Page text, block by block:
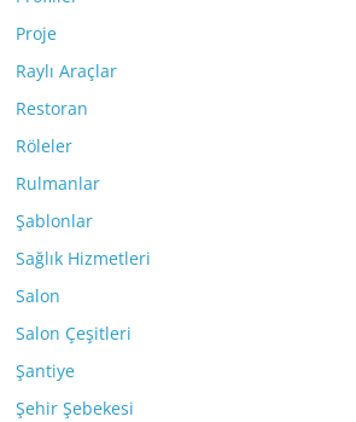
Proje
Raylı Araçlar
Restoran
Röleler
Rulmanlar
Şablonlar
Sağlık Hizmetleri
Salon
Salon Çeşitleri
Şantiye
Şehir Şebekesi